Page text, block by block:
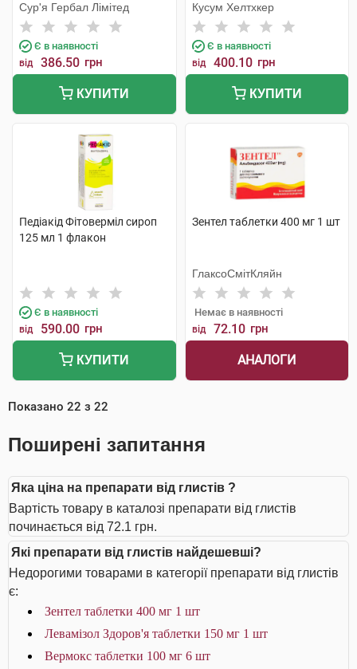
Сур'я Гербал Лімітед
Є в наявності
від 386.50 грн
КУПИТИ
Кусум Хелтхкер
Є в наявності
від 400.10 грн
КУПИТИ
Педіакід Фітоверміл сироп
125 мл 1 флакон
Є в наявності
від 590.00 грн
КУПИТИ
Зентел таблетки 400 мг 1 шт
ГлаксоСмітКляйн
Немає в наявності
від 72.10 грн
АНАЛОГИ
Показано 22 з 22
Поширені запитання
Яка ціна на препарати від глистів ?
Вартість товару в каталозі препарати від глистів
починається від 72.1 грн.
Які препарати від глистів найдешевші?
Недорогими товарами в категорії препарати від глистів
є:
Зентел таблетки 400 мг 1 шт
Левамізол Здоров'я таблетки 150 мг 1 шт
Вермокс таблетки 100 мг 6 шт